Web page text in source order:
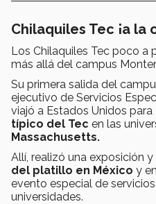
Chilaquiles Tec ¡a la
Los Chilaquiles Tec poco
más allá del campus
Su primera salida del
ejecutivo de Servicios
viajó a Estados Unidos para
típico del Tec en las
Massachusetts.
Allí, realizó una exposición
del platillo en México y
evento especial de
universidades.